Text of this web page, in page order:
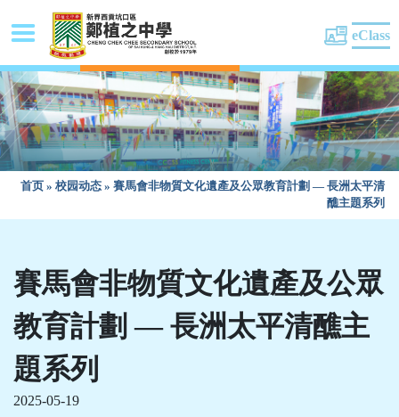
eClass
首页 » 校园动态 » 賽馬會非物質文化遺產及公眾教育計劃 — 長洲太平清
醮主題系列
賽馬會非物質文化遺產及公眾
教育計劃 — 長洲太平清醮主
題系列
2025-05-19